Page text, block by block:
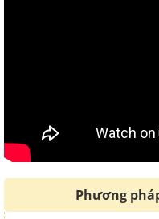
Phương